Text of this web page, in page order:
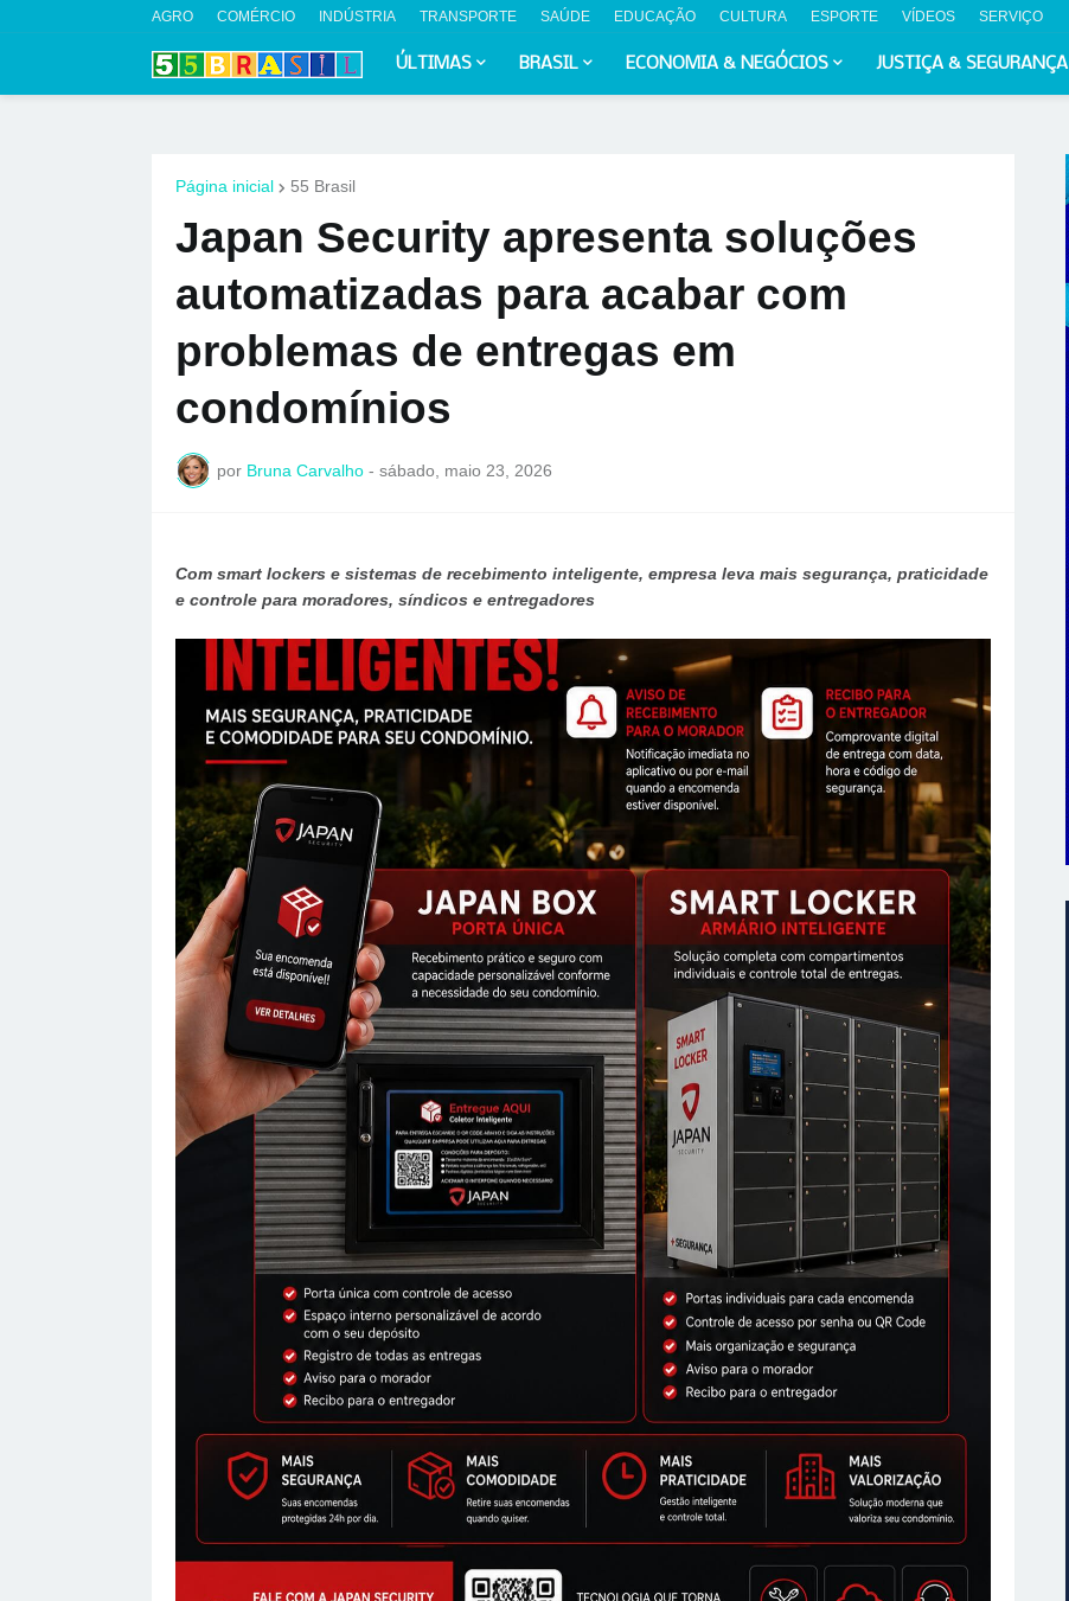
AGRO COMÉRCIO INDÚSTRIA TRANSPORTE SAÚDE EDUCAÇÃO CULTURA ESPORTE VÍDEOS SERVIÇO
ÚLTIMAS BRASIL ECONOMIA & NEGÓCIOS JUSTIÇA & SEGURANÇA
Página inicial 55 Brasil
Japan Security apresenta soluções
automatizadas para acabar com
problemas de entregas em
condomínios
por Bruna Carvalho - sábado, maio 23, 2026
Com smart lockers e sistemas de recebimento inteligente, empresa leva mais segurança, praticidade
e controle para moradores, síndicos e entregadores